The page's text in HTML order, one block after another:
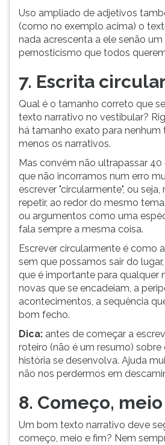
Uso ampliado de adjetivos
(como no exemplo acima) o
nada acrescenta a ele senão
pernosticismo que todos
7. Escrita
Qual é o tamanho correto que
texto narrativo no vestibular?
há tamanho exato para
menos os narrativos.
Mas convém não ultrapassar 40
que não incorramos num erro
escrever "circularmente", ou
repetir, ao redor do mesmo
ou argumentos como uma
fala sempre a mesma coisa.
Escrever circularmente é como
sem que possamos sair do
que é importante para qualquer
novas que se encadeiam, a
acontecimentos, a sequência
bom fecho.
Dica: antes de começar a
roteiro (não é um resumo)
história se desenvolva. Ajuda
não nos perdermos em
8. Começo,
Um bom texto narrativo deve
começo, meio e fim? Nem